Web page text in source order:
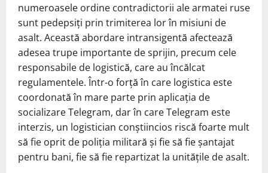
numeroasele ordine contradictorii ale armatei ruse
sunt pedepsiți prin trimiterea lor în misiuni de
asalt. Această abordare intransigentă afectează
adesea trupe importante de sprijin, precum cele
responsabile de logistică, care au încălcat
regulamentele. Într-o forță în care logistica este
coordonată în mare parte prin aplicația de
socializare Telegram, dar în care Telegram este
interzis, un logistician conștiincios riscă foarte mult
să fie oprit de poliția militară și fie să fie șantajat
pentru bani, fie să fie repartizat la unitățile de asalt.